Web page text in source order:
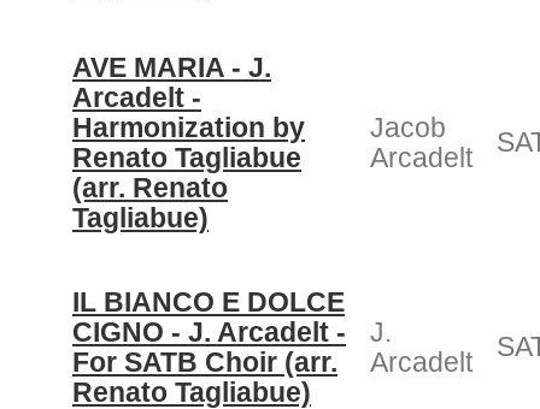
AVE MARIA - J.
Arcadelt -
Harmonization by
Renato Tagliabue
(arr. Renato
Tagliabue)
Jacob
Arcadelt
IL BIANCO E DOLCE
CIGNO - J. Arcadelt -
For SATB Choir (arr.
Renato Tagliabue)
J.
Arcadelt